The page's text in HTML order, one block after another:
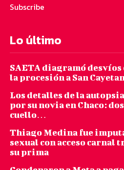
Subscribe
Lo último
SAETA diagramó
la procesión a San
Los detalles de la
por su novia en Chaco:
cuello…
Thiago Medina fue
sexual con acceso carnal
su prima